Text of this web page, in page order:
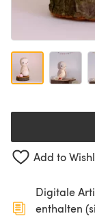
Add to
Digitale
enthalten